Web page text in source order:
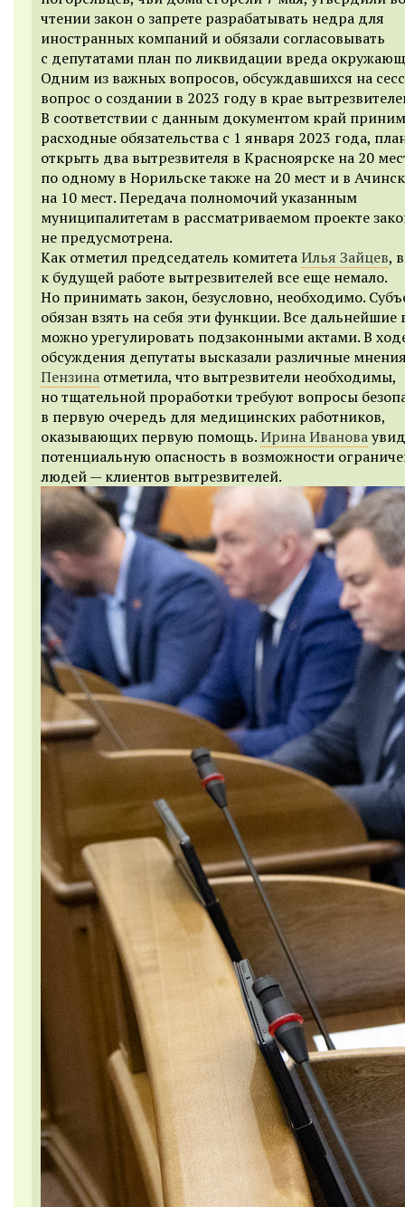
чтении закон о запрете разрабатывать недра для
иностранных компаний и обязали согласовывать
с депутатами план по ликвидации вреда
Одним из важных вопросов, обсуждавшихся на
вопрос о создании в 2023 году в крае
В соответствии с данным документом край
расходные обязательства с 1 января 2023 года,
открыть два вытрезвителя в Красноярске на 20
по одному в Норильске также на 20 мест и в
на 10 мест. Передача полномочий указанным
муниципалитетам в рассматриваемом проекте
не предусмотрена.
Как отметил председатель комитетаИлья Зайцев,
к будущей работе вытрезвителей все еще немало.
Но принимать закон, безусловно, необходимо.
обязан взять на себя эти функции. Все дальнейшие
можно урегулировать подзаконными актами. В
обсуждения депутаты высказали различные
Пензина отметила, что вытрезвители необходимы,
но тщательной проработки требуют вопросы
в первую очередь для медицинских работников,
оказывающих первую помощь.Ирина Иванова
потенциальную опасность в возможности
людей — клиентов вытрезвителей.